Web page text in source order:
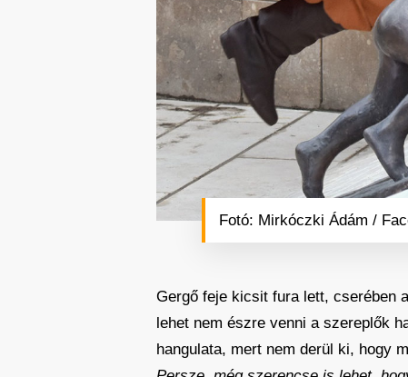
Fotó: Mirkóczki Ádám /
Gergő feje kicsit fura lett, cserében
lehet nem észre venni a szereplők
hangulata, mert nem derül ki, hogy